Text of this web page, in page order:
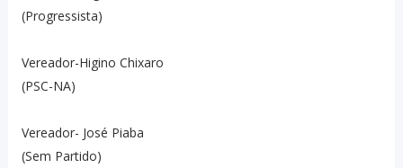
(Progressista)
Vereador-Higino Chixaro
(PSC-NA)
Vereador- José Piaba
(Sem Partido)